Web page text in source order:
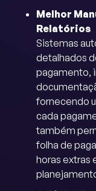
Melhor
Relatórios
Sistemas
detalhados
pagamento,
fornecendo
cada
também
folha de
horas extras